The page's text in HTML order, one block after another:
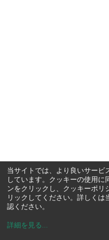
当サイトでは、より良いサービ
しています。クッキーの使用に
ンをクリックし、クッキーポリ
リックしてください。詳しくは
認ください。
詳細を見る ...